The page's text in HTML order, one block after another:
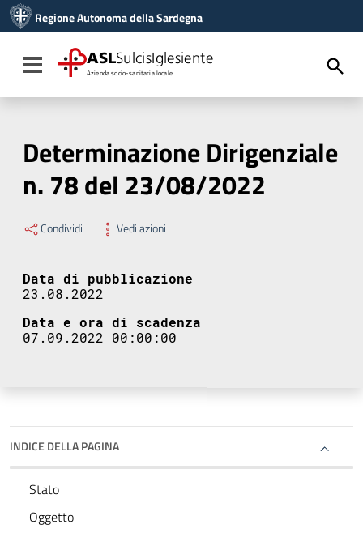
Vai al menu di navigazione
Vai al footer
Regione Autonoma della Sardegna
Toggle navigation
ASLSulcisIglesiente
Azienda socio-sanitaria locale
Determinazione Dirigenziale
n. 78 del 23/08/2022
Condividi Vedi azioni
Data di pubblicazione
23.08.2022
Data e ora di scadenza
07.09.2022 00:00:00
INDICE DELLA PAGINA
Stato
Oggetto